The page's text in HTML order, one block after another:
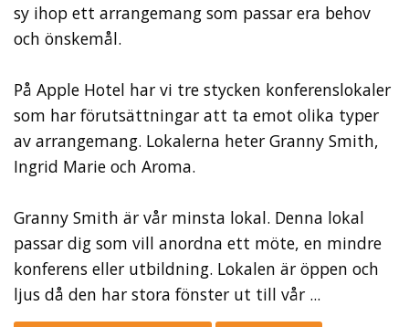
sy ihop ett arrangemang som passar era behov
och önskemål.
På Apple Hotel har vi tre stycken konferenslokaler
som har förutsättningar att ta emot olika typer
av arrangemang. Lokalerna heter Granny Smith,
Ingrid Marie och Aroma.
Granny Smith är vår minsta lokal. Denna lokal
passar dig som vill anordna ett möte, en mindre
konferens eller utbildning. Lokalen är öppen och
ljus då den har stora fönster ut till vår ...